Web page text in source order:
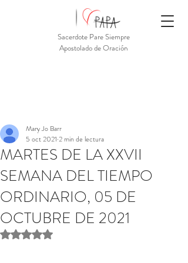
Sacerdote Pare Siempre
Apostolado de Oración
MARTES DE LA XXVII
SEMANA DEL TIEMPO
ORDINARIO, 05 DE
OCTUBRE DE 2021
Mary Jo Barr
5 oct 2021 2 min de lectura
Obtuvo NaN de 5 estrellas.